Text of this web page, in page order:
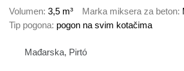
Volumen 3,5 m³ Marka miksera za beton
Tip pogona pogon na svim kotačima
Mađarska, Pirtó